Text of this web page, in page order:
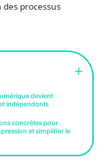
processus
devient
indépendants
concrètes pour
et simplifier le